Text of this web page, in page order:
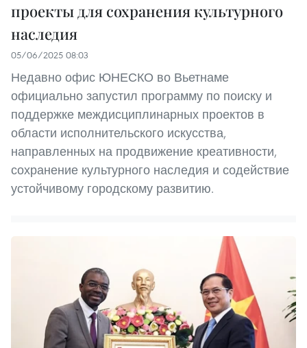
проекты для сохранения культурного
наследия
05/06/2025 08:03
Недавно офис ЮНЕСКО во Вьетнаме
официально запустил программу по поиску и
поддержке междисциплинарных проектов в
области исполнительского искусства,
направленных на продвижение креативности,
сохранение культурного наследия и содействие
устойчивому городскому развитию.